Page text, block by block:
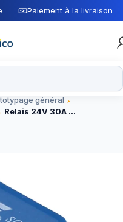
Paiement à la livraison
général
Relais 24V 30A SLA-24VDC-SL-A 4 Pin